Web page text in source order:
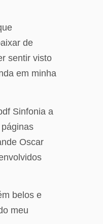
de
sentir visto
em minha
Sinfonia a
Oscar
belos e
meu